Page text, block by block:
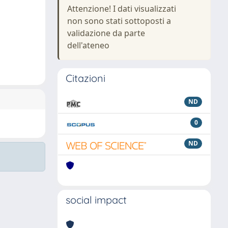
Attenzione! I dati visualizzati
non sono stati sottoposti a
validazione da parte
dell'ateneo
Citazioni
ND
0
ND
social impact